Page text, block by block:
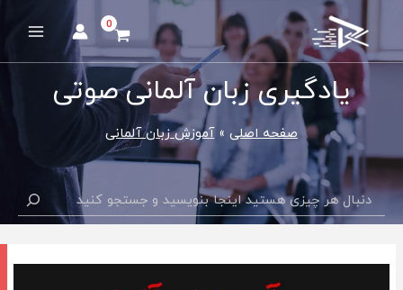
یادگیری زبان آلمانی صوتی
صفحه اصلی آموزش زبان آلمانی
جستجو